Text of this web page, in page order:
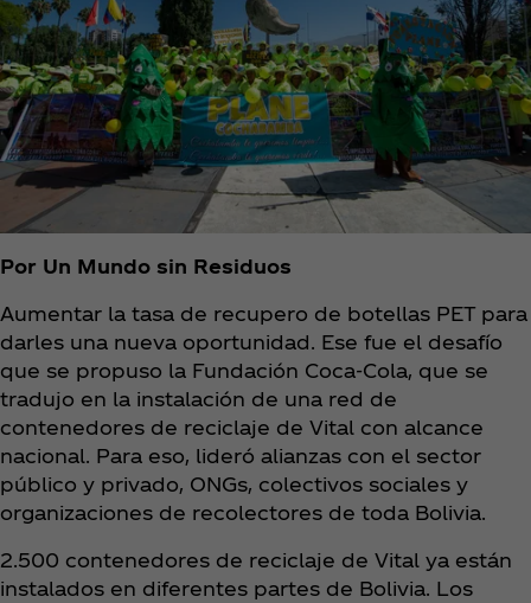
Por Un Mundo sin Residuos
Aumentar la tasa de recupero de botellas PET para
darles una nueva oportunidad. Ese fue el desafío
que se propuso la Fundación Coca‑Cola, que se
tradujo en la instalación de una red de
contenedores de reciclaje de Vital con alcance
nacional. Para eso, lideró alianzas con el sector
público y privado, ONGs, colectivos sociales y
organizaciones de recolectores de toda Bolivia.
2.500 contenedores de reciclaje de Vital ya están
instalados en diferentes partes de Bolivia. Los